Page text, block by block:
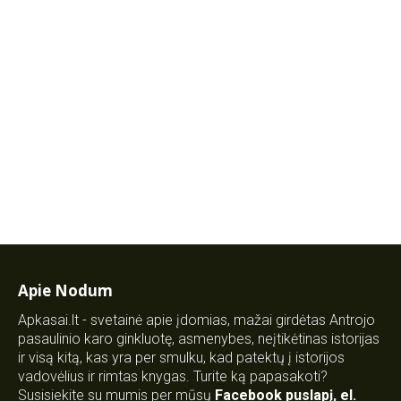
Apie Nodum
Apkasai.lt - svetainė apie įdomias, mažai girdėtas Antrojo
pasaulinio karo ginkluotę, asmenybes, neįtikėtinas istorijas
ir visą kitą, kas yra per smulku, kad patektų į istorijos
vadovėlius ir rimtas knygas. Turite ką papasakoti?
Susisiekite su mumis per mūsų Facebook puslapį, el.